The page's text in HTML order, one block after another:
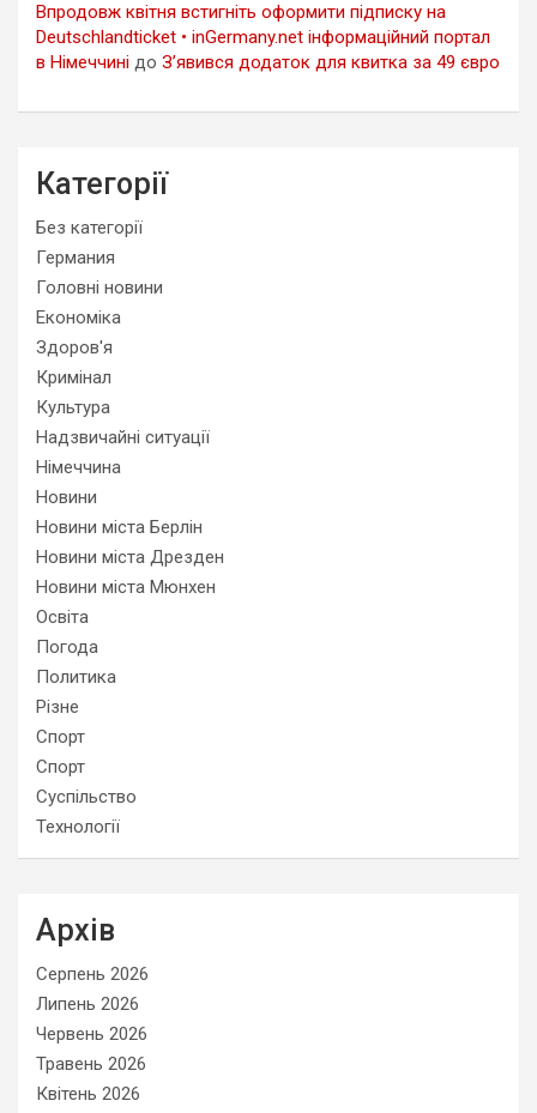
Впродовж квітня встигніть оформити підписку на
Deutschlandticket • inGermany.net інформаційний портал
в Німеччині до З’явився додаток для квитка за 49 євро
Категорії
Без категорії
Германия
Головні новини
Економіка
Здоров'я
Кримінал
Культура
Надзвичайні ситуації
Німеччина
Новини
Новини міста Берлін
Новини міста Дрезден
Новини міста Мюнхен
Освіта
Погода
Политика
Різне
Спорт
Спорт
Суспільство
Технології
Архів
Серпень 2026
Липень 2026
Червень 2026
Травень 2026
Квітень 2026